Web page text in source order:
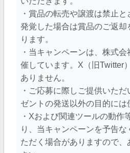
・賞品の転売や譲渡は禁止と
発覚した場合は賞品のご返却
ります。
・当キャンペーンは、株式
催しています。X（旧Twitter
ありません。
・ご応募に際しご提供いた
ゼントの発送以外の目的には
・Xおよび関連ツールの動作
り、当キャンペーンを予告
ただく場合がありますので